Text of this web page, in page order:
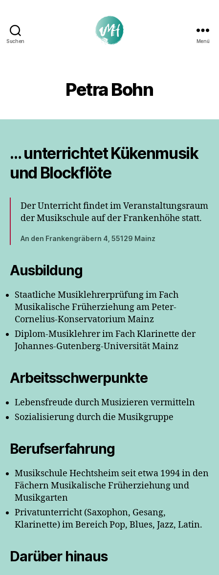
Suchen Menü
Petra Bohn
… unterrichtet Kükenmusik
und Blockflöte
Der Unterricht findet im Veranstaltungsraum
der Musikschule auf der Frankenhöhe statt.
An den Frankengräbern 4, 55129 Mainz
Ausbildung
Staatliche Musiklehrerprüfung im Fach
Musikalische Früherziehung am Peter-
Cornelius-Konservatorium Mainz
Diplom-Musiklehrer im Fach Klarinette der
Johannes-Gutenberg-Universität Mainz
Arbeitsschwerpunkte
Lebensfreude durch Musizieren vermitteln
Sozialisierung durch die Musikgruppe
Berufserfahrung
Musikschule Hechtsheim seit etwa 1994 in den
Fächern Musikalische Früherziehung und
Musikgarten
Privatunterricht (Saxophon, Gesang,
Klarinette) im Bereich Pop, Blues, Jazz, Latin.
Darüber hinaus